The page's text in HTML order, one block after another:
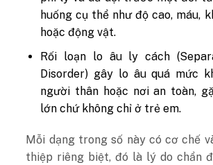
huống cụ thể như độ cao, máu,
hoặc động vật.
Rối loạn lo âu ly cách
Disorder) gây lo âu quá mức
người thân hoặc nơi an toàn,
lớn chứ không chỉ ở trẻ em.
Mỗi dạng trong số này có cơ chế
thiệp riêng biệt, đó là lý do chẩn